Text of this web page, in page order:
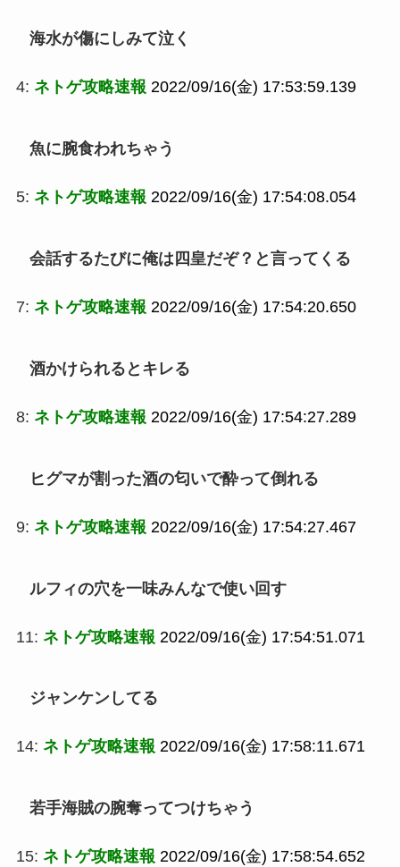
海水が傷にしみて泣く
4: ネトゲ攻略速報 2022/09/16(金) 17:53:59.139
魚に腕食われちゃう
5: ネトゲ攻略速報 2022/09/16(金) 17:54:08.054
会話するたびに俺は四皇だぞ？と言ってくる
7: ネトゲ攻略速報 2022/09/16(金) 17:54:20.650
酒かけられるとキレる
8: ネトゲ攻略速報 2022/09/16(金) 17:54:27.289
ヒグマが割った酒の匂いで酔って倒れる
9: ネトゲ攻略速報 2022/09/16(金) 17:54:27.467
ルフィの穴を一味みんなで使い回す
11: ネトゲ攻略速報 2022/09/16(金) 17:54:51.071
ジャンケンしてる
14: ネトゲ攻略速報 2022/09/16(金) 17:58:11.671
若手海賊の腕奪ってつけちゃう
15: ネトゲ攻略速報 2022/09/16(金) 17:58:54.652